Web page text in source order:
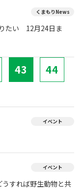
くまもりNews
たい 12月24日ま
43 44
イベント
イベント
すれば野生動物と共